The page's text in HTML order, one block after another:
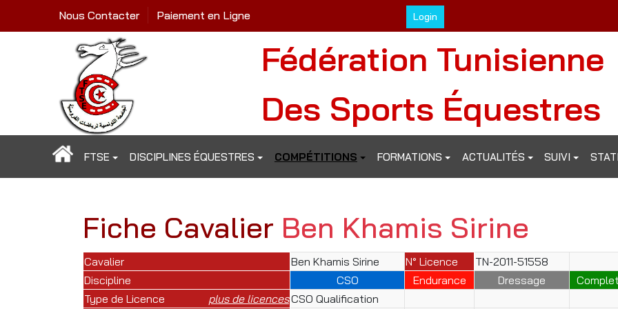
Login
Nous Contacter Paiement en Ligne
Fédération Tunisienne
Des Sports Équestres
FTSE DISCIPLINES ÉQUESTRES COMPÉTITIONS FORMATIONS ACTUALITÉS SUIVI
Fiche Cavalier Ben Khamis Sirine
Cavalier Ben Khamis Sirine N° Licence
TN-2011-51558
Discipline
CSO Endurance Dressage Complet
Type de Licence
plus de licencesCSO Qualification